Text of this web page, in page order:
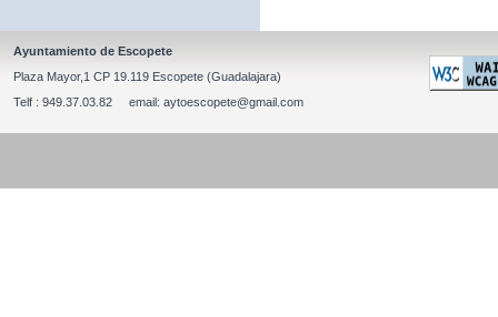
Ayuntamiento de Escopete
Plaza Mayor,1 CP 19.119 Escopete (Guadalajara)
Telf : 949.37.03.82 email: aytoescopete@gmail.com